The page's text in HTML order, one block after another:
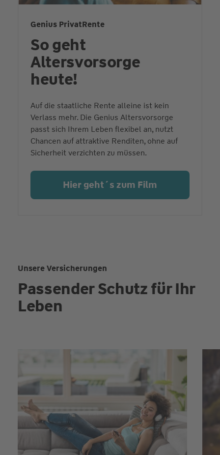
Genius PrivatRente
So geht
Altersvorsorge
heute!
Auf die staatliche Rente alleine ist kein
Verlass mehr. Die Genius Altersvorsorge
passt sich Ihrem Leben flexibel an, nutzt
Chancen auf attraktive Renditen, ohne auf
Sicherheit verzichten zu müssen.
Hier geht´s zum Film
Unsere Versicherungen
Passender Schutz für Ihr
Leben